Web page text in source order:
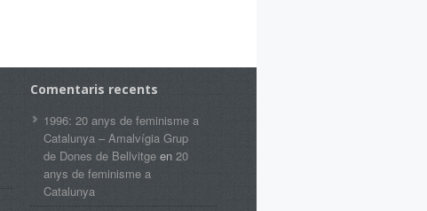
Comentaris recents
1996: 20 anys de feminisme a
Catalunya – Amalvígia Grup
de Dones de Bellvitge en 20
anys de feminisme a
Catalunya